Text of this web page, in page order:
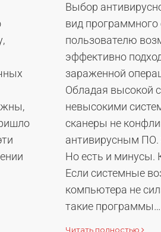
Выбор
вид программного
пользователю
эффективно
зараженной
Обладая высокой
невысокими
сканеры не
антивирусным
Но есть и минусы.
Если системные
компьютера не
такие программы…
Читать полностью